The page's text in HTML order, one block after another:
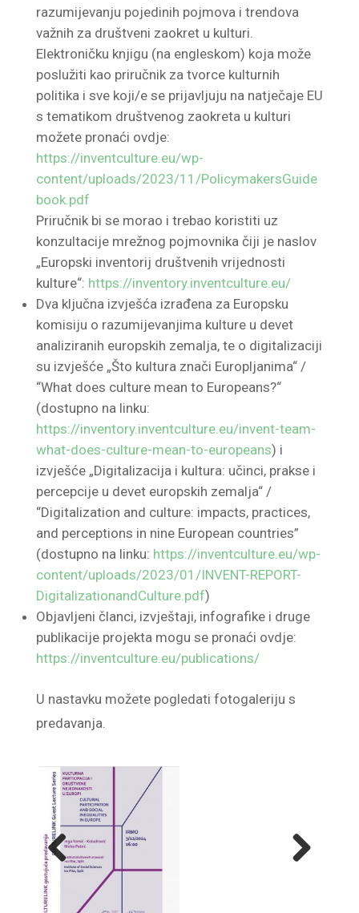
razumijevanju pojedinih pojmova i trendova
važnih za društveni zaokret u kulturi.
Elektroničku knjigu (na engleskom) koja može
poslužiti kao priručnik za tvorce kulturnih
politika i sve koji/e se prijavljuju na natječaje EU
s tematikom društvenog zaokreta u kulturi
možete pronaći ovdje:
https://inventculture.eu/wp-
content/uploads/2023/11/PolicymakersGuide
book.pdf
Priručnik bi se morao i trebao koristiti uz
konzultacije mrežnog pojmovnika čiji je naslov
„Europski inventorij društvenih vrijednosti
kulture“: https://inventory.inventculture.eu/
Dva ključna izvješća izrađena za Europsku
komisiju o razumijevanjima kulture u devet
analiziranih europskih zemalja, te o digitalizaciji
su izvješće „Što kultura znači Europljanima“ /
“What does culture mean to Europeans?“
(dostupno na linku:
https://inventory.inventculture.eu/invent-team-
what-does-culture-mean-to-europeans) i
izvješće „Digitalizacija i kultura: učinci, prakse i
percepcije u devet europskih zemalja“ /
“Digitalization and culture: impacts, practices,
and perceptions in nine European countries”
(dostupno na linku: https://inventculture.eu/wp-
content/uploads/2023/01/INVENT-REPORT-
DigitalizationandCulture.pdf)
Objavljeni članci, izvještaji, infografike i druge
publikacije projekta mogu se pronaći ovdje:
https://inventculture.eu/publications/
U nastavku možete pogledati fotogaleriju s
predavanja.
Previ
ous